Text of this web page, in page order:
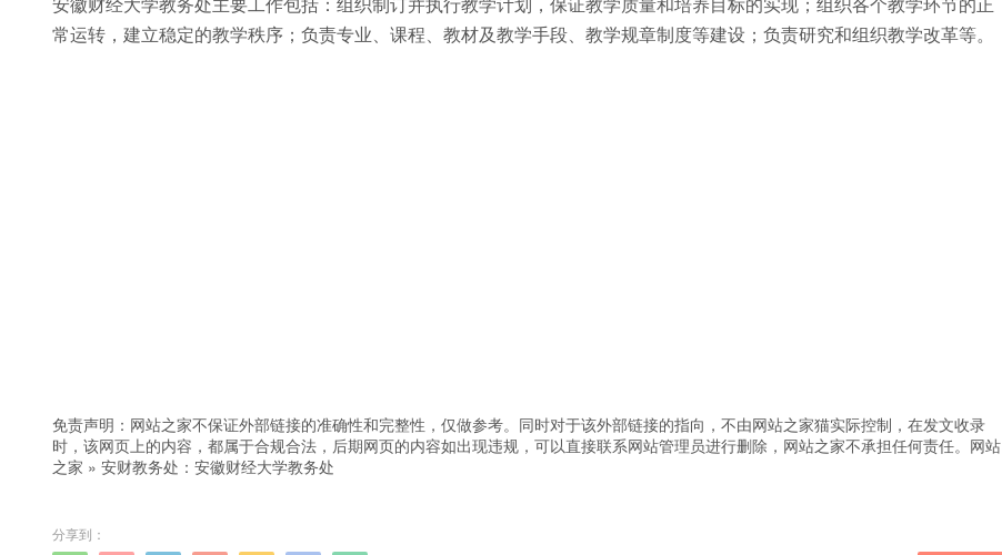
常运转，建立稳定的教学秩序；负责专业、课程、教材及教学手段、教学规章制度等建设；负责研究和组织教学改革等。
免责声明：网站之家不保证外部链接的准确性和完整性，仅做参考。同时对于该外部链接的指向，不由网站之家猫实际控制，在发文收录
时，该网页上的内容，都属于合规合法，后期网页的内容如出现违规，可以直接联系网站管理员进行删除，网站之家不承担任何责任。 网站
之家 » 安财教务处：安徽财经大学教务处
分享到：